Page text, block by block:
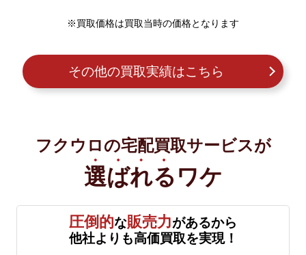
※買取価格は買取当時の価格となります
その他の買取実績はこちら
フクウロの宅配買取サービスが
選ばれる ワケ
圧倒的な販売力があるから
他社よりも高価買取を実現！